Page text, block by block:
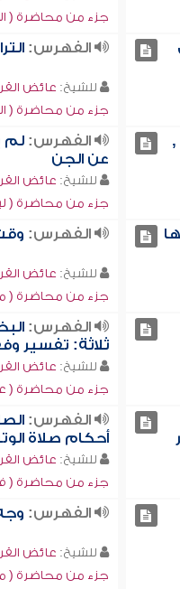
جزء من محاضرة (
الفهرس:
للشيخ: عائض
جزء من محاضرة (
,
الفهرس: لم
عن الجن
للشيخ: عائض
جزء من محاضرة (
الفهرس:
للشيخ: عائض
جزء من محاضرة
الفهرس:
ثلاثة: تفسير
للشيخ: عائض
جزء من محاضرة (
الفهرس:
أحكام صلاة
للشيخ: عائض
جزء من محاضرة (
الفهرس:
للشيخ: عائض
جزء من محاضرة (